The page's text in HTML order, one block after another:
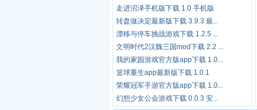
走进沼泽手机版下载 1.0 手机版
转盘做决定最新版下载 3.9.3 最...
漂移与停车挑战游戏下载 1.2.5 ...
文明时代2汉魏三国mod下载 2.2 ...
我的家园游戏官方版app下载 1.0...
篮球重生app最新版下载 1.0.1
荣耀冠军手游官方版app下载 1.0...
幻想少女公会游戏下载 0.0.3 安...